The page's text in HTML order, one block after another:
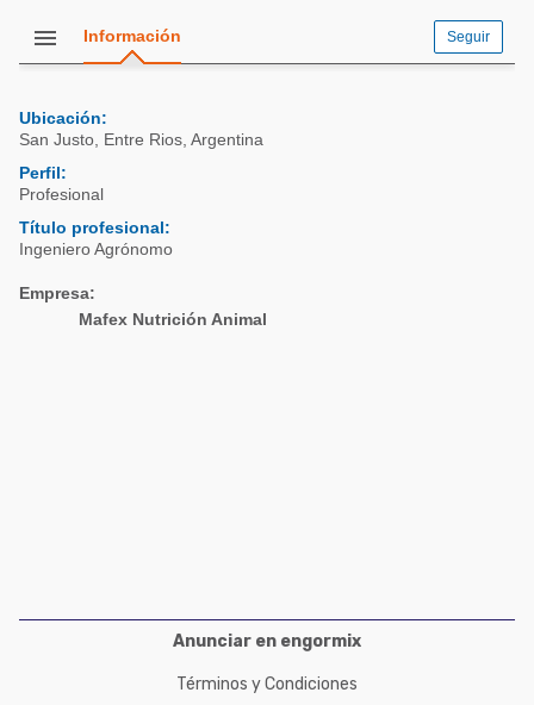
Porcicultura
Comunidades en inglés
Acuacultura
Micotoxinas
Porcicultura
Comunidades en portugués
Micotoxinas
Avicultura
menu Información Seguir
Ubicación:
San Justo Entre Rios Argentina
Perfil:
Profesional
Título profesional:
Ingeniero Agrónomo
Empresa:
Mafex Nutrición Animal
Anunciar en engormix
Términos y Condiciones